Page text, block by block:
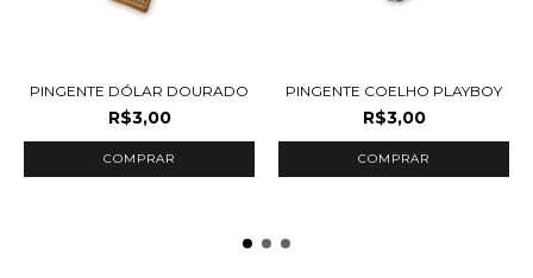
PINGENTE DÓLAR DOURADO
R$3,00
PINGENTE COELHO PLAYBOY
R$3,00